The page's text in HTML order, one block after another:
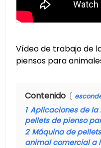
Vídeo de trabajo de
piensos para
Contenido
1 Aplicaciones de
pellets de pienso
2 Máquina de
animal comercial a